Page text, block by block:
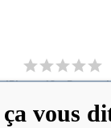
iPhone 12 -
360° AntiChoc -...
vous